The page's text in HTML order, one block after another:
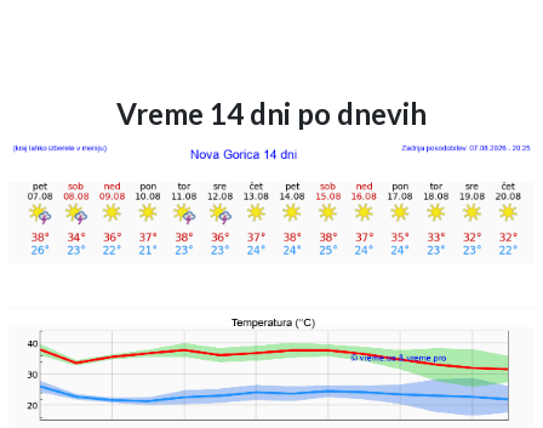
Vreme 14 dni po dnevih